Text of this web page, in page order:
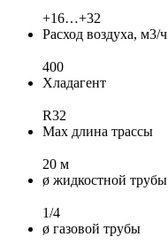
+16…+32
Расход воздуха, м3/ч
400
Хладагент
R32
Max длина трассы
20 м
ø жидкостной трубы
1/4
ø газовой трубы